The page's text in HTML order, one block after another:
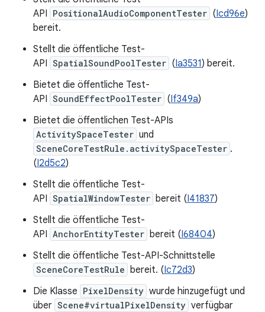
API PositionalAudioComponentTester (Icd96e)
bereit.
Stellt die öffentliche Test-
API SpatialSoundPoolTester (Ia3531) bereit.
Bietet die öffentliche Test-
API SoundEffectPoolTester (If349a)
Bietet die öffentlichen Test-APIs
ActivitySpaceTester und
SceneCoreTestRule.activitySpaceTester .
(I2d5c2)
Stellt die öffentliche Test-
API SpatialWindowTester bereit (I41837)
Stellt die öffentliche Test-
API AnchorEntityTester bereit (I68404)
Stellt die öffentliche Test-API-Schnittstelle
SceneCoreTestRule bereit. (Ic72d3)
Die Klasse PixelDensity wurde hinzugefügt und
über Scene#virtualPixelDensity verfügbar